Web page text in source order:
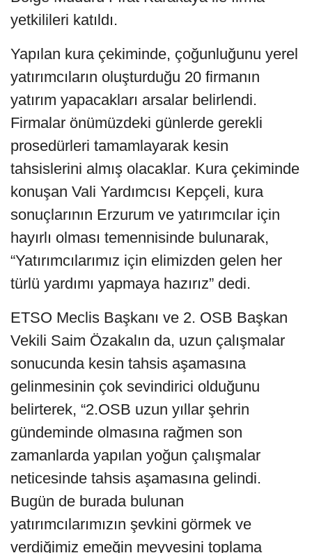
yetkilileri katıldı.
Yapılan kura çekiminde, çoğunluğunu yerel
yatırımcıların oluşturduğu 20 firmanın
yatırım yapacakları arsalar belirlendi.
Firmalar önümüzdeki günlerde gerekli
prosedürleri tamamlayarak kesin
tahsislerini almış olacaklar. Kura çekiminde
konuşan Vali Yardımcısı Kepçeli, kura
sonuçlarının Erzurum ve yatırımcılar için
hayırlı olması temennisinde bulunarak,
“Yatırımcılarımız için elimizden gelen her
türlü yardımı yapmaya hazırız” dedi.
ETSO Meclis Başkanı ve 2. OSB Başkan
Vekili Saim Özakalın da, uzun çalışmalar
sonucunda kesin tahsis aşamasına
gelinmesinin çok sevindirici olduğunu
belirterek, “2.OSB uzun yıllar şehrin
gündeminde olmasına rağmen son
zamanlarda yapılan yoğun çalışmalar
neticesinde tahsis aşamasına gelindi.
Bugün de burada bulunan
yatırımcılarımızın şevkini görmek ve
verdiğimiz emeğin meyvesini toplama